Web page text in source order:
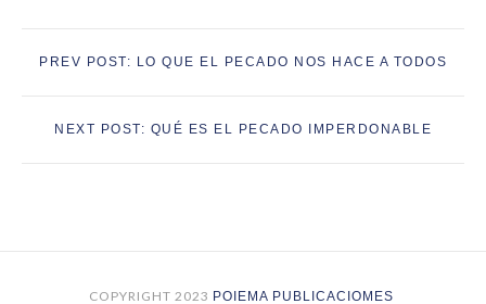
PREV POST: LO QUE EL PECADO NOS HACE A TODOS
NEXT POST: QUÉ ES EL PECADO IMPERDONABLE
COPYRIGHT 2023 POIEMA PUBLICACIOMES